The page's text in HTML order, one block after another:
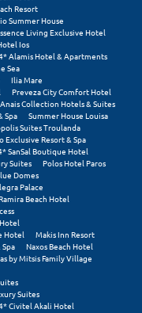
Resort
Summer House
Living Exclusive Hotel
Ios
Alamis Hotel & Apartments
Sea
Ilia Mare
Preveza City Comfort Hotel
Anais Collection Hotels & Suites
Spa
Summer House Louisa
Suites Troulanda
Exclusive Resort & Spa
SanSal Boutique Hotel
Suites
Polos Hotel Paros
Domes
Palace
Beach Hotel
Hotel
Makis Inn Resort
Naxos Beach Hotel
by Mitsis Family Village
Suites
Civitel Akali Hotel